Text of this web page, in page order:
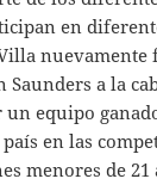
en
nuevamente
a la
equipo
en las
menores de 21